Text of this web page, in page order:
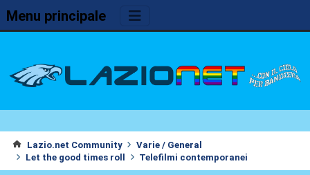
Menu principale
Lazio.net Community
Varie / General
Let the good times roll
Telefilmi contemporanei